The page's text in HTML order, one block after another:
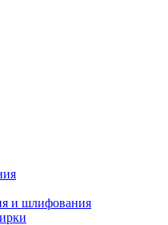
и шлифования